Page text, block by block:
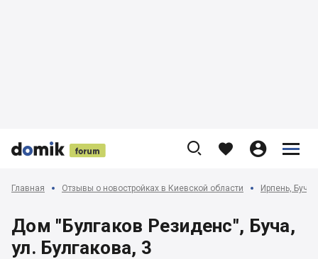


 
    


Главная Отзывы о новостройках в Киевской области Ирпень,
Дом "Булгаков Резиденс", Буча,
ул. Булгакова, 3